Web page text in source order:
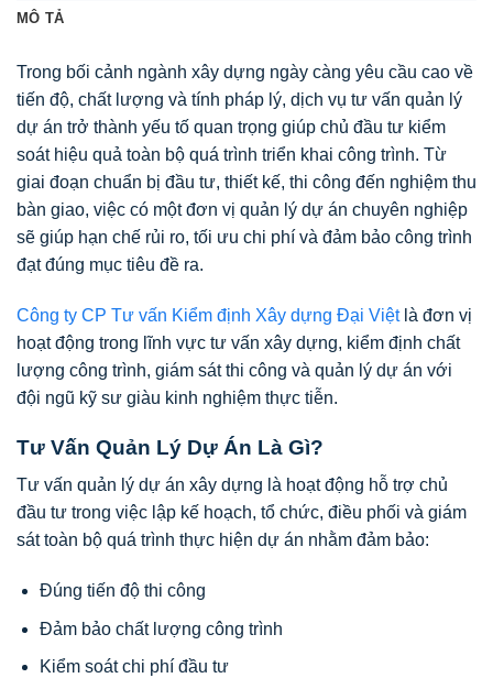
MÔ TẢ
Trong bối cảnh ngành xây dựng ngày càng yêu cầu cao về
tiến độ, chất lượng và tính pháp lý, dịch vụ tư vấn quản lý
dự án trở thành yếu tố quan trọng giúp chủ đầu tư kiểm
soát hiệu quả toàn bộ quá trình triển khai công trình. Từ
giai đoạn chuẩn bị đầu tư, thiết kế, thi công đến nghiệm thu
bàn giao, việc có một đơn vị quản lý dự án chuyên nghiệp
sẽ giúp hạn chế rủi ro, tối ưu chi phí và đảm bảo công trình
đạt đúng mục tiêu đề ra.
Công ty CP Tư vấn Kiểm định Xây dựng Đại Việtlà đơn vị
hoạt động trong lĩnh vực tư vấn xây dựng, kiểm định chất
lượng công trình, giám sát thi công và quản lý dự án với
đội ngũ kỹ sư giàu kinh nghiệm thực tiễn.
Tư Vấn Quản Lý Dự Án Là Gì?
Tư vấn quản lý dự án xây dựng là hoạt động hỗ trợ chủ
đầu tư trong việc lập kế hoạch, tổ chức, điều phối và giám
sát toàn bộ quá trình thực hiện dự án nhằm đảm bảo:
Đúng tiến độ thi công
Đảm bảo chất lượng công trình
Kiểm soát chi phí đầu tư